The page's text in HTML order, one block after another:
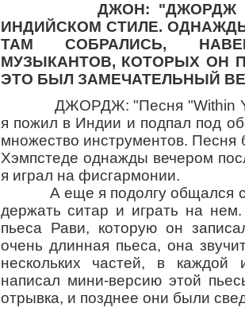
ДЖОН: "ДЖОРДЖ
ИНДИЙСКОМ СТИЛЕ.
ТАМ СОБРАЛИСЬ,
МУЗЫКАНТОВ, КОТОРЫХ ОН
ЭТО БЫЛ ЗАМЕЧАТЕЛЬНЫЙ
ДЖОРДЖ: "Песня "Within You
я пожил в Индии и подпал под
множество инструментов.
Хэмпстеде однажды вечером
я играл на фисгармонии.
А еще я подолгу общался с
держать ситар и играть на
пьеса Рави, которую он
очень длинная пьеса, она
нескольких частей, в каждой
написал мини-версию этой
отрывка, и позднее они были